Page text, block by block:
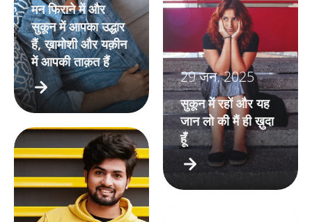
मन फिराने में और
सुकून में आपका उद्धार
हैं, ख़ामोशी और यक़ीन
में आपकी ताक़त हैं
29 जन. 2025
सुकून में रहों और यह
जान लो की मैं ही ख़ुदा
हूँ